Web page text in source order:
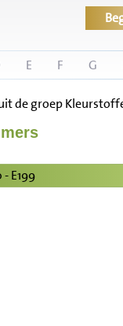
E F G
de groep
E199